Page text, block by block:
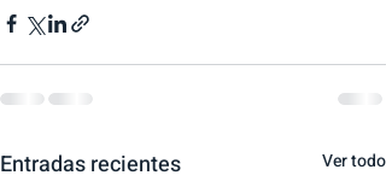
Entradas recientes Ver todo